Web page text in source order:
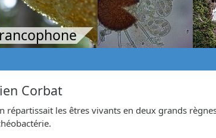
Corbat
les êtres vivants en deux grands